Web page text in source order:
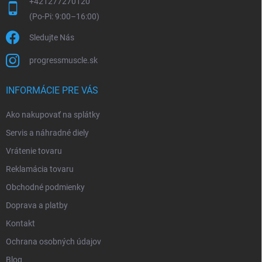
Sledujte Nás
progressmuscle.sk
INFORMÁCIE PRE VÁS
Ako nakupovať na splátky
Servis a náhradné diely
Vrátenie tovaru
Reklamácia tovaru
Obchodné podmienky
Doprava a platby
Kontakt
Ochrana osobných údajov
Blog